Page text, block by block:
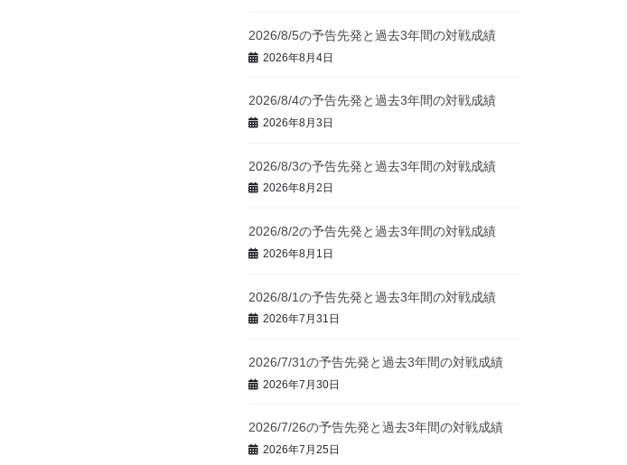
2026/8/5の予告先発と過去3年間の対戦成績
2026年8月4日
2026/8/4の予告先発と過去3年間の対戦成績
2026年8月3日
2026/8/3の予告先発と過去3年間の対戦成績
2026年8月2日
2026/8/2の予告先発と過去3年間の対戦成績
2026年8月1日
2026/8/1の予告先発と過去3年間の対戦成績
2026年7月31日
2026/7/31の予告先発と過去3年間の対戦成績
2026年7月30日
2026/7/26の予告先発と過去3年間の対戦成績
2026年7月25日